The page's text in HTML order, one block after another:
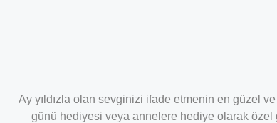
Ay yıldızla olan sevginizi ifade etmenin en güzel
günü hediyesi veya annelere hediye olarak